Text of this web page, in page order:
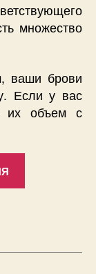
множество
ваши брови
Если у вас
их объем с
помаду?